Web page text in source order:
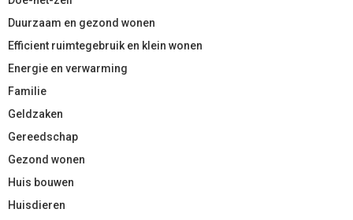
Duurzaam en gezond wonen
Efficient ruimtegebruik en klein wonen
Energie en verwarming
Familie
Geldzaken
Gereedschap
Gezond wonen
Huis bouwen
Huisdieren